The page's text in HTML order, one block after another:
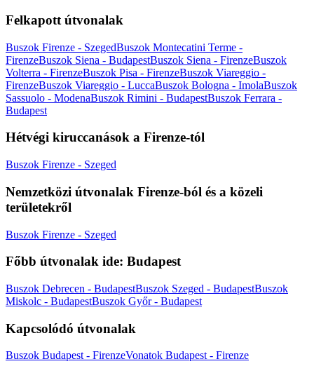
Felkapott útvonalak
Buszok Firenze - SzegedBuszok Montecatini Terme -
FirenzeBuszok Siena - BudapestBuszok Siena - FirenzeBuszok
Volterra - FirenzeBuszok Pisa - FirenzeBuszok Viareggio -
FirenzeBuszok Viareggio - LuccaBuszok Bologna - ImolaBuszok
Sassuolo - ModenaBuszok Rimini - BudapestBuszok Ferrara -
Budapest
Hétvégi kiruccanások a Firenze-tól
Buszok Firenze - Szeged
Nemzetközi útvonalak Firenze-ból és a közeli
területekről
Buszok Firenze - Szeged
Főbb útvonalak ide: Budapest
Buszok Debrecen - BudapestBuszok Szeged - BudapestBuszok
Miskolc - BudapestBuszok Győr - Budapest
Kapcsolódó útvonalak
Buszok Budapest - FirenzeVonatok Budapest - Firenze